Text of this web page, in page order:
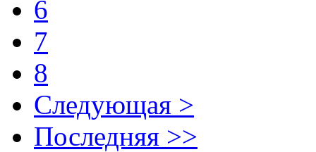
6
7
8
Следующая >
Последняя >>